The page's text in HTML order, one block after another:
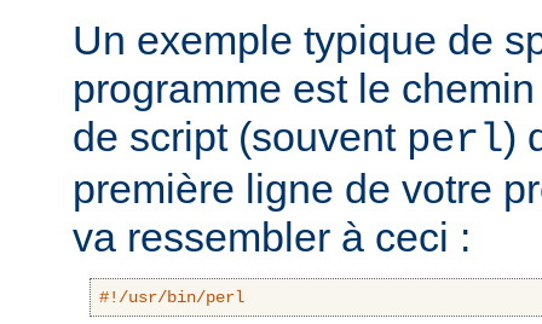
Un exemple typique de
programme est le
de script (souvent perl)
première ligne de votre
va ressembler à ceci :
#!/usr/bin/perl